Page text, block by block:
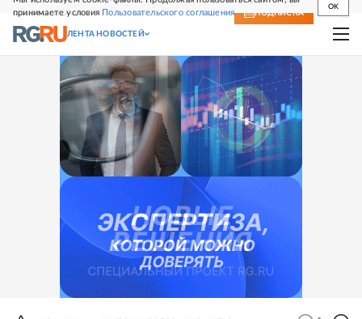
принимаете условия Пользовательского соглашения
OK
СВЕЖИЙ НОМЕР ПОДПИСКА
ЛЕНТА НОВОСТЕЙ